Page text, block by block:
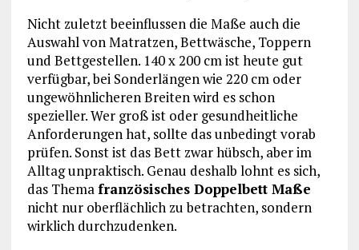
Nicht zuletzt beeinflussen die Maße auch die
Auswahl von Matratzen, Bettwäsche, Toppern
und Bettgestellen. 140 x 200 cm ist heute gut
verfügbar, bei Sonderlängen wie 220 cm oder
ungewöhnlicheren Breiten wird es schon
spezieller. Wer groß ist oder gesundheitliche
Anforderungen hat, sollte das unbedingt vorab
prüfen. Sonst ist das Bett zwar hübsch, aber im
Alltag unpraktisch. Genau deshalb lohnt es sich,
das Themafranzösisches Doppelbett Maße
nicht nur oberflächlich zu betrachten, sondern
wirklich durchzudenken.